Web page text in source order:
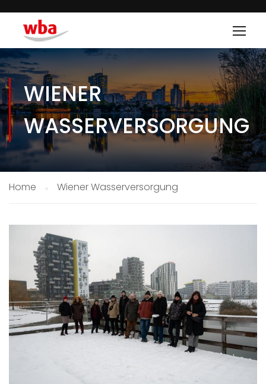
WIENER
WASSERVERSORGUNG
Home Wiener Wasserversorgung